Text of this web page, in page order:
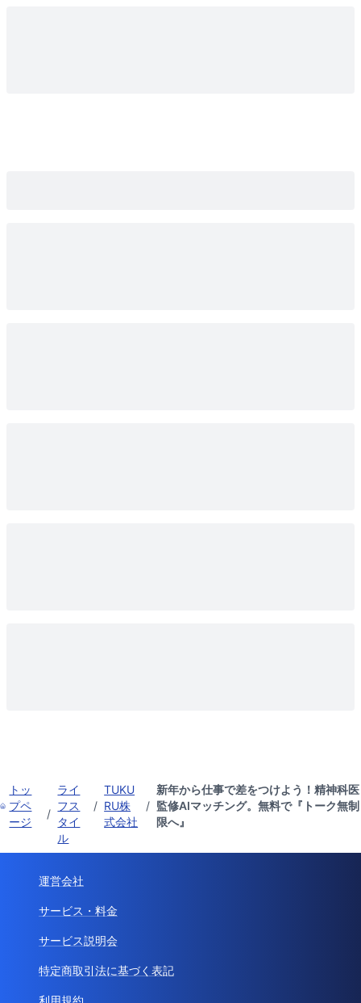
トッ
プペ
ージ
/
ライ
フス
タイ
ル
/
TUKU
RU株
式会社
/
新年から仕事で差をつけよう！精神科医
監修AIマッチング。無料で『トーク無制
限へ』
運営会社
サービス・料金
サービス説明会
特定商取引法に基づく表記
利用規約